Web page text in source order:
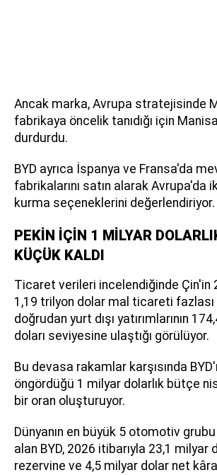
Ancak marka, Avrupa stratejisinde
fabrikaya öncelik tanıdığı için
durdurdu.
BYD ayrıca İspanya ve Fransa'da
fabrikalarını satın alarak Avrupa'da
kurma seçeneklerini değerlendiriyor.
PEKİN İÇİN 1 MİLYAR
KÜÇÜK KALDI
Ticaret verileri incelendiğinde Çin'in
1,19 trilyon dolar mal ticareti fazlası
doğrudan yurt dışı yatırımlarının
doları seviyesine ulaştığı görülüyor.
Bu devasa rakamlar karşısında
öngördüğü 1 milyar dolarlık bütçe
bir oran oluşturuyor.
Dünyanın en büyük 5 otomotiv
alan BYD, 2026 itibarıyla 23,1 milyar
rezervine ve 4,5 milyar dolar net